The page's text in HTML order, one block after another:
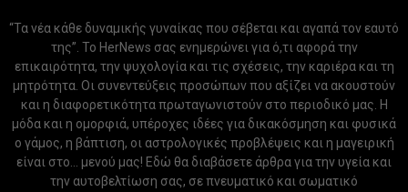
“Τα νέα κάθε δυναμικής γυναίκας που σέβεται και αγαπά τον εαυτό
της”. Το HerNews σας ενημερώνει για ό,τι αφορά την
επικαιρότητα, την ψυχολογία και τις σχέσεις, την καριέρα και τη
μητρότητα. Οι συνεντεύξεις προσώπων που αξίζει να ακουστούν
και η διαφορετικότητα πρωταγωνιστούν στο περιοδικό μας. Η
μόδα και η ομορφιά, υπέροχες ιδέες για δικακόσμηση και φυσικά
ο γάμος, η βάπτιση, οι αστρολογικές προβλέψεις και η μαγειρική
είναι στο... μενού μας! Εδώ θα διαβάσετε άρθρα για την υγεία και
την αυτοβελτίωση σας, σε πνευματικό και σωματικό